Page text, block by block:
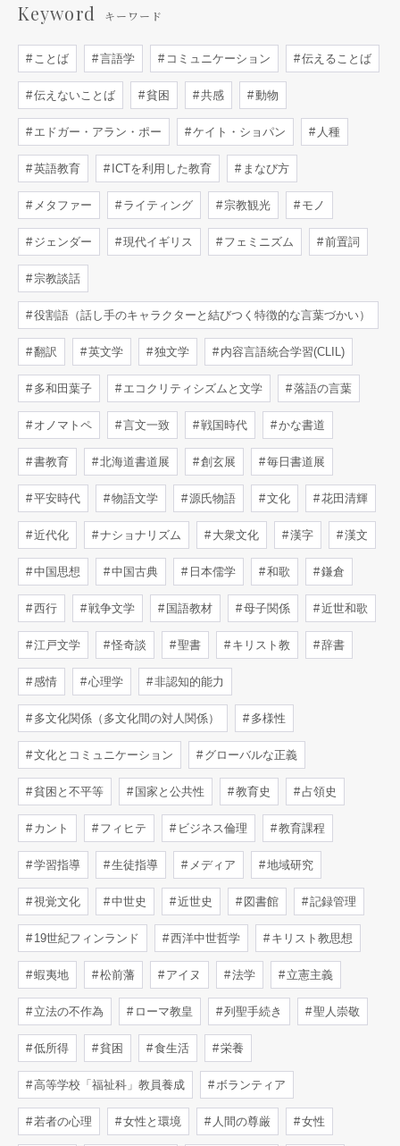
Keyword キーワード
ことば 言語学 コミュニケーション 伝えることば
伝えないことば 貧困 共感 動物
エドガー・アラン・ポー ケイト・ショパン 人種
英語教育 ICTを利用した教育 まなび方
メタファー ライティング 宗教観光 モノ
ジェンダー 現代イギリス フェミニズム 前置詞
宗教談話
役割語（話し手のキャラクターと結びつく特徴的な言葉づかい）
翻訳 英文学 独文学 内容言語統合学習(CLIL)
多和田葉子 エコクリティシズムと文学 落語の言葉
オノマトペ 言文一致 戦国時代 かな書道
書教育 北海道書道展 創玄展 毎日書道展
平安時代 物語文学 源氏物語 文化 花田清輝
近代化 ナショナリズム 大衆文化 漢字 漢文
中国思想 中国古典 日本儒学 和歌 鎌倉
西行 戦争文学 国語教材 母子関係 近世和歌
江戸文学 怪奇談 聖書 キリスト教 辞書
感情 心理学 非認知的能力
多文化関係（多文化間の対人関係） 多様性
文化とコミュニケーション グローバルな正義
貧困と不平等 国家と公共性 教育史 占領史
カント フィヒテ ビジネス倫理 教育課程
学習指導 生徒指導 メディア 地域研究
視覚文化 中世史 近世史 図書館 記録管理
19世紀フィンランド 西洋中世哲学 キリスト教思想
蝦夷地 松前藩 アイヌ 法学 立憲主義
立法の不作為 ローマ教皇 列聖手続き 聖人崇敬
低所得 貧困 食生活 栄養
高等学校「福祉科」教員養成 ボランティア
若者の心理 女性と環境 人間の尊厳 女性